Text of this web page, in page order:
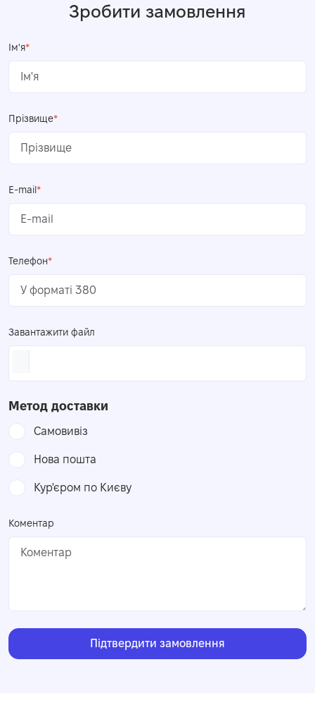
Зробити замовлення
Ім'я*
Прізвище*
E-mail*
Телефон*
Завантажити файл
Метод доставки
Самовивіз
Нова пошта
Кур'єром по Києву
Коментар
Підтвердити замовлення